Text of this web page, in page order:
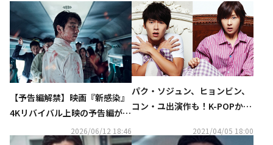
【予告編解禁】映画『新感染』
4Kリバイバル上映の予告編が本
日解禁！全国の上映劇場も発表
2026/06/12 18:46
パク・ソジュン、ヒョンビン、
コン・ユ出演作も！K-POPから
の「auスマートパスプレミア
2021/04/05 18:00